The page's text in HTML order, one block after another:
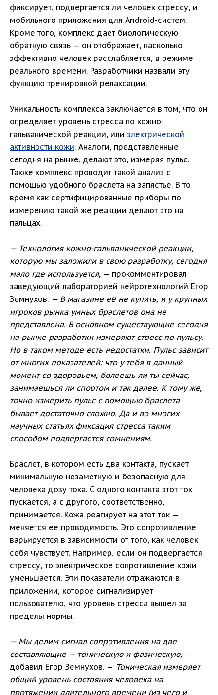
фиксирует, подвергается ли человек стрессу, и
мобильного приложения для Android-систем.
Кроме того, комплекс дает биологическую
обратную связь — он отображает, насколько
эффективно человек расслабляется, в режиме
реального времени. Разработчики назвали эту
функцию тренировкой релаксации.
Уникальность комплекса заключается в том, что он
определяет уровень стресса по кожно-
гальванической реакции, или электрической
активности кожи. Аналоги, представленные
сегодня на рынке, делают это, измеряя пульс.
Также комплекс проводит такой анализ с
помощью удобного браслета на запястье. В то
время как сертифицированные приборы по
измерению такой же реакции делают это на
пальцах.
— Технология кожно-гальванической реакции,
которую мы заложили в свою разработку, сегодня
мало где используется, — прокомментировал
заведующий лабораторией нейротехнологий Егор
Земнухов. — В магазине её не купить, и у крупных
игроков рынка умных браслетов она не
представлена. В основном существующие сегодня
на рынке разработки измеряют стресс по пульсу.
Но в таком методе есть недостатки. Пульс зависит
от многих показателей: что у тебя в данный
момент со здоровьем, болеешь ли ты сейчас,
занимаешься ли спортом и так далее. К тому же,
точно измерить пульс с помощью браслета
бывает достаточно сложно. Да и во многих
научных статьях фиксация стресса таким
способом подвергается сомнениям.
Браслет, в котором есть два контакта, пускает
минимальную незаметную и безопасную для
человека дозу тока. С одного контакта этот ток
пускается, а с другого, соответственно,
принимается. Кожа реагирует на этот ток —
меняется ее проводимость. Это сопротивление
варьируется в зависимости от того, как человек
себя чувствует. Например, если он подвергается
стрессу, то электрическое сопротивление кожи
уменьшается. Эти показатели отражаются в
приложении, которое сигнализирует
пользователю, что уровень стресса вышел за
пределы нормы.
— Мы делим сигнал сопротивления на две
составляющие — тоническую и фазическую, —
добавил Егор Земнухов. — Тоническая измеряет
общий уровень состояния человека на
протяжении длительного времени (из чего и